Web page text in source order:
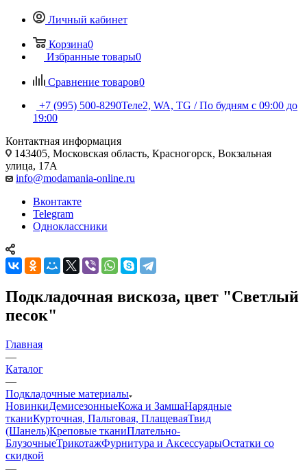
Личный кабинет
Корзина0
Избранные товары0
Сравнение товаров0
+7 (995) 500-8290Теле2, WA, TG / По будням c 09:00 до
19:00
Контактная информация
143405, Московская область, Красногорск, Вокзальная
улица, 17А
info@modamania-online.ru
Вконтакте
Telegram
Одноклассники
Подкладочная вискоза, цвет "Светлый
песок"
Главная
—
Каталог
—
Подкладочные материалы
НовинкиДемисезонныеКожа и ЗамшаНарядные
тканиКурточная, Пальтовая, ПлащеваяТвид
(Шанель)Креповые тканиПлательно-
БлузочныеТрикотажФурнитура и АксессуарыОстатки со
скидкой
—